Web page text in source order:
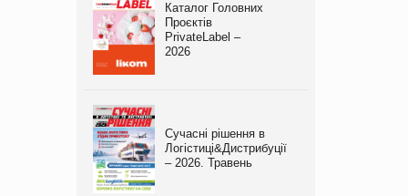
Каталог Головних
Проєктів
PrivateLabel –
2026
Сучасні рішення в
Логістиці&Дистрибуції
– 2026. Травень